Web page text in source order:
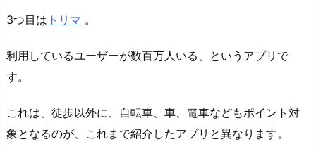
3つ目は トリマ 。
利用しているユーザーが数百万人いる、というアプリで
す。
これは、徒歩以外に、自転車、車、電車などもポイント対
象となるのが、これまで紹介したアプリと異なります。